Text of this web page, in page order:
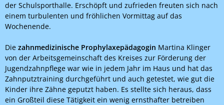
der Schulsporthalle. Erschöpft und zufrieden freuten sich nach
einem turbulenten und fröhlichen Vormittag auf das
Wochenende.
Die zahnmedizinische Prophylaxepädagogin Martina Klinger
von der Arbeitsgemeinschaft des Kreises zur Förderung der
Jugendzahnpflege war wie in jedem Jahr im Haus und hat das
Zahnputztraining durchgeführt und auch getestet, wie gut die
Kinder ihre Zähne geputzt haben. Es stellte sich heraus, dass
ein Großteil diese Tätigkeit ein wenig ernsthafter betreiben